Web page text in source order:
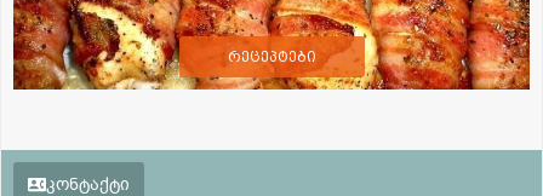
რეცეპტები
კონტაქტი